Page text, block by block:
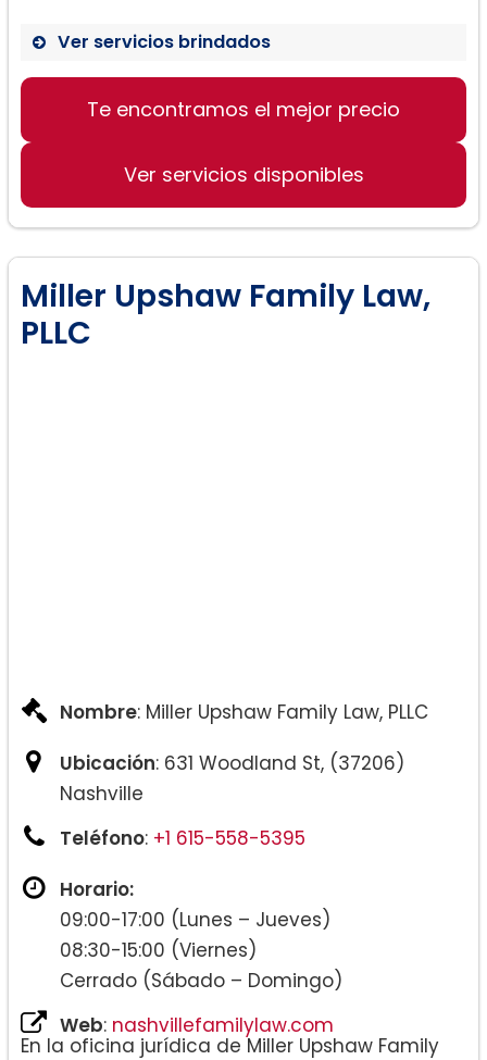
Ver servicios brindados
Derecho de Familia/Divorcio:
Sucesión y
Te encontramos el mejor precio
Ver servicios disponibles
Miller Upshaw Family Law,
PLLC
Nombre: Miller Upshaw Family Law, PLLC
Ubicación: 631 Woodland St, (37206)
Nashville
Teléfono: +1 615-558-5395
Horario:
09:00-17:00 (Lunes – Jueves)
08:30-15:00 (Viernes)
Cerrado (Sábado – Domingo)
Web: nashvillefamilylaw.com
En la oficina jurídica de Miller Upshaw Family